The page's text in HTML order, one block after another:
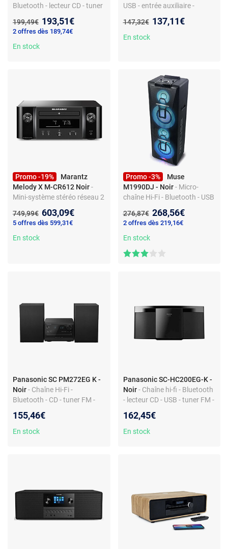
Bluetooth - lecteur CD - tuner
Ancien prix :
199,49€ Nouveau prix :
193,51€
2 offres dès 189,74€
En stock
USB - entrée auxiliaire -
Ancien prix :
147,32€ Nouveau prix :
137,11€
En stock
Promo -19%
Marantz
Melody X M-CR612 Noir-
Mini-système stéréo réseau 2
R/CD-RW - Tuner FM/DAB+ -
Hi-Res Audio - Wi-
Fi/Bluetooth - AirPlay 2 -
Ancien prix :
749,99€ Nouveau prix :
603,09€
5 offres dès 599,31€
En stock
Promo -3%
Muse
M1990DJ - Noir - Micro-
chaîne Hi-Fi - Bluetooth - USB
auxiliaire
Ancien prix :
276,87€ Nouveau prix :
268,56€
2 offres dès 219,16€
En stock
Panasonic SC PM272EG K -
Noir- Chaîne Hi-Fi -
Bluetooth - CD - tuner FM -
télécommande - MP3
155,46€
En stock
Panasonic SC-HC200EG-K -
Noir - Chaîne hi-fi - Bluetooth
- lecteur CD - USB - tuner FM -
162,45€
En stock